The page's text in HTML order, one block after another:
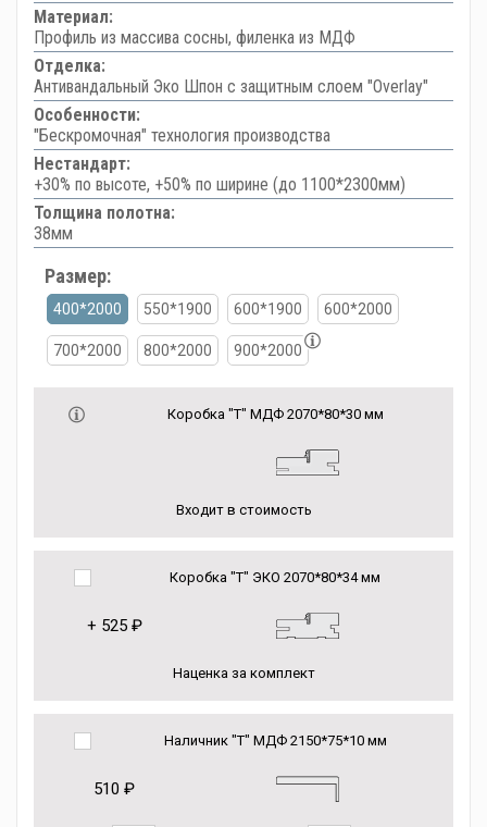
Материал:
Профиль из массива сосны, филенка из МДФ
Отделка:
Антивандальный Эко Шпон с защитным слоем "Overlay"
Особенности:
"Бескромочная" технология производства
Нестандарт:
+30% по высоте, +50% по ширине (до 1100*2300мм)
Толщина полотна:
38мм
Размер:
400*2000 550*1900 600*1900 600*2000
700*2000 800*2000 900*2000
Коробка "Т" МДФ 2070*80*30 мм
Входит в стоимость
Коробка "Т" ЭКО 2070*80*34 мм
+ 525 ₽
Наценка за комплект
Наличник "Т" МДФ 2150*75*10 мм
510 ₽